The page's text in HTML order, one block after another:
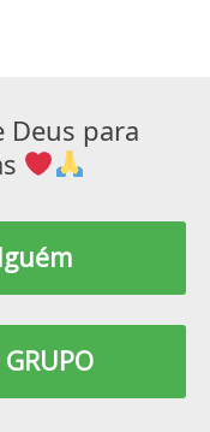
Deus para